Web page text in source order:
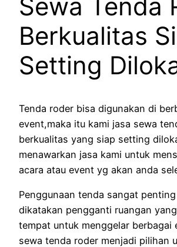
Sewa Tenda
Berkualitas
Setting
Tenda roder bisa digunakan di
event,maka itu kami jasa sewa
berkualitas yang siap setting
menawarkan jasa kami untuk
acara atau event yg akan anda
Penggunaan tenda sangat
dikatakan pengganti ruangan
tempat untuk menggelar berbagai
sewa tenda roder menjadi pilihan